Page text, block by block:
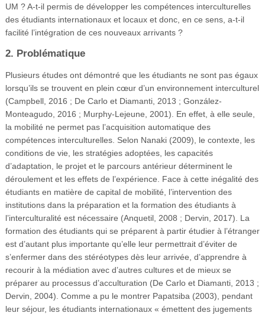
UM ? A-t-il permis de développer les compétences interculturelles
des étudiants internationaux et locaux et donc, en ce sens, a-t-il
facilité l’intégration de ces nouveaux arrivants ?
2. Problématique
Plusieurs études ont démontré que les étudiants ne sont pas égaux
lorsqu’ils se trouvent en plein cœur d’un environnement interculturel
(Campbell, 2016 ; De Carlo et Diamanti, 2013 ; González-
Monteagudo, 2016 ; Murphy-Lejeune, 2001). En effet, à elle seule,
la mobilité ne permet pas l’acquisition automatique des
compétences interculturelles. Selon Nanaki (2009), le contexte, les
conditions de vie, les stratégies adoptées, les capacités
d’adaptation, le projet et le parcours antérieur déterminent le
déroulement et les effets de l’expérience. Face à cette inégalité des
étudiants en matière de capital de mobilité, l’intervention des
institutions dans la préparation et la formation des étudiants à
l’interculturalité est nécessaire (Anquetil, 2008 ; Dervin, 2017). La
formation des étudiants qui se préparent à partir étudier à l’étranger
est d’autant plus importante qu’elle leur permettrait d’éviter de
s’enfermer dans des stéréotypes dès leur arrivée, d’apprendre à
recourir à la médiation avec d’autres cultures et de mieux se
préparer au processus d’acculturation (De Carlo et Diamanti, 2013 ;
Dervin, 2004). Comme a pu le montrer Papatsiba (2003), pendant
leur séjour, les étudiants internationaux « émettent des jugements